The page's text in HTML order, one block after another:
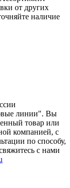
от других
наличие
линии". Вы
товар или
компанией, с
по способу,
с нами